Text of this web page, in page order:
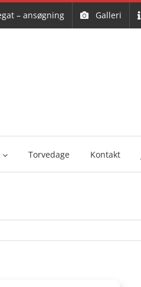
– ansøgning Galleri
Torvedage Kontakt